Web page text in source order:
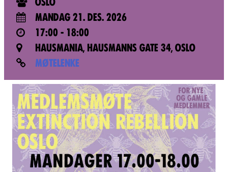
VERDIER OG PRINSIPPER
BLI MED
NYHETER
PRESSE
EVENTER
GRUPPER
OSLO
MANDAG 21. DES. 2026
17:00 - 18:00
HAUSMANIA, HAUSMANNS GATE 34, OSLO
MØTELENKE